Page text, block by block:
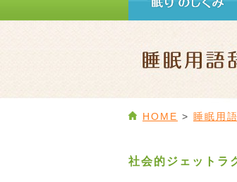
HOME > 睡眠用
社会的ジェットラ